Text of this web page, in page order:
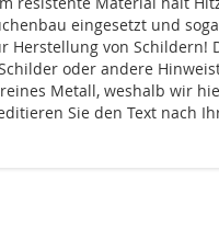
eingesetzt und
von Schildern!
oder andere
Metall, weshalb wir
Sie den Text nach